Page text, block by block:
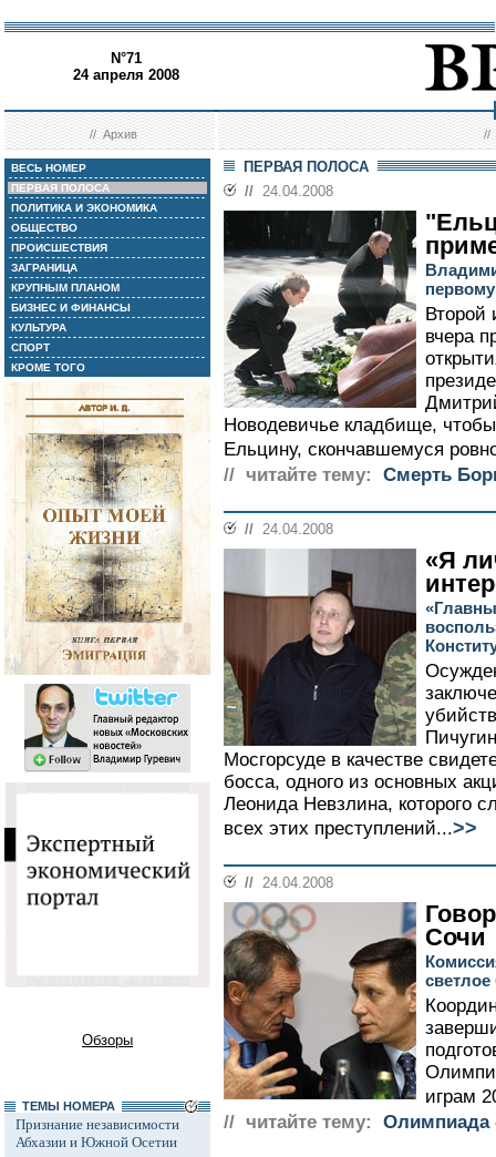
N°71
24 апреля 2008
//Архив //
ВЕСЬ НОМЕР
ПЕРВАЯ ПОЛОСА
ПОЛИТИКА И ЭКОНОМИКА
ОБЩЕСТВО
ПРОИСШЕСТВИЯ
ЗАГРАНИЦА
КРУПНЫМ ПЛАНОМ
БИЗНЕС И ФИНАНСЫ
КУЛЬТУРА
СПОРТ
КРОМЕ ТОГО
Обзоры
ТЕМЫ НОМЕРА
Признание независимости
Абхазии и Южной Осетии
ПЕРВАЯ ПОЛОСА
// 24.04.2008
Второй
вчера
Новодевичье кладбище,
Ельцину, скончавшемуся
// читайте тему:
Смерть
// 24.04.2008
«Я
Мосгорсуде в качестве
босса, одного из основных
Леонида Невзлина, которого
всех этих преступлений...>>
// 24.04.2008
Сочи
играм
// читайте тему:
Олимпиада